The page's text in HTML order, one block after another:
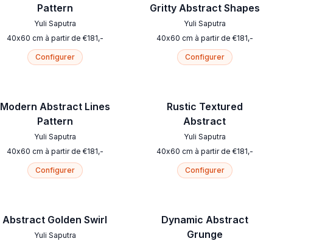
Pattern
Yuli Saputra
40x60 cm à partir de €181,-
Configurer
Modern Abstract Lines
Pattern
Yuli Saputra
40x60 cm à partir de €181,-
Configurer
Abstract Golden Swirl
Yuli Saputra
Gritty Abstract Shapes
Yuli Saputra
40x60 cm à partir de €181,-
Configurer
Rustic Textured
Abstract
Yuli Saputra
40x60 cm à partir de €181,-
Configurer
Dynamic Abstract
Grunge